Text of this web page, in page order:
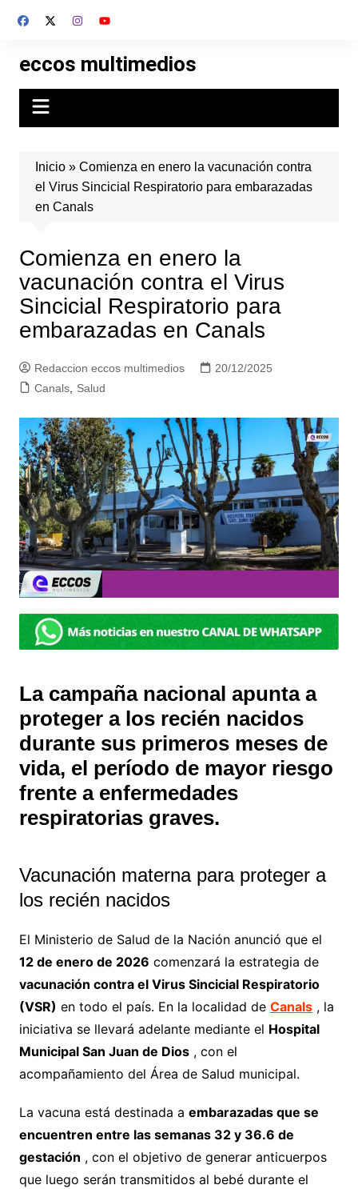
eccos multimedios
Inicio» Comienza en enero la vacunación contra
el Virus Sincicial Respiratorio para embarazadas
en Canals
Comienza en enero la
vacunación contra el Virus
Sincicial Respiratorio para
embarazadas en Canals
Redaccion eccos multimedios
20/12/2025
Canals, Salud
La campaña nacional apunta a
proteger a los recién nacidos
durante sus primeros meses de
vida, el período de mayor riesgo
frente a enfermedades
respiratorias graves.
Vacunación materna para proteger a
los recién nacidos
El Ministerio de Salud de la Nación anunció que el
12 de enero de 2026 comenzará la estrategia de
vacunación contra el Virus Sincicial Respiratorio
(VSR) en todo el país. En la localidad de Canals, la
iniciativa se llevará adelante mediante el Hospital
Municipal San Juan de Dios, con el
acompañamiento del Área de Salud municipal.
La vacuna está destinada a embarazadas que se
encuentren entre las semanas 32 y 36.6 de
gestación , con el objetivo de generar anticuerpos
que luego serán transmitidos al bebé durante el